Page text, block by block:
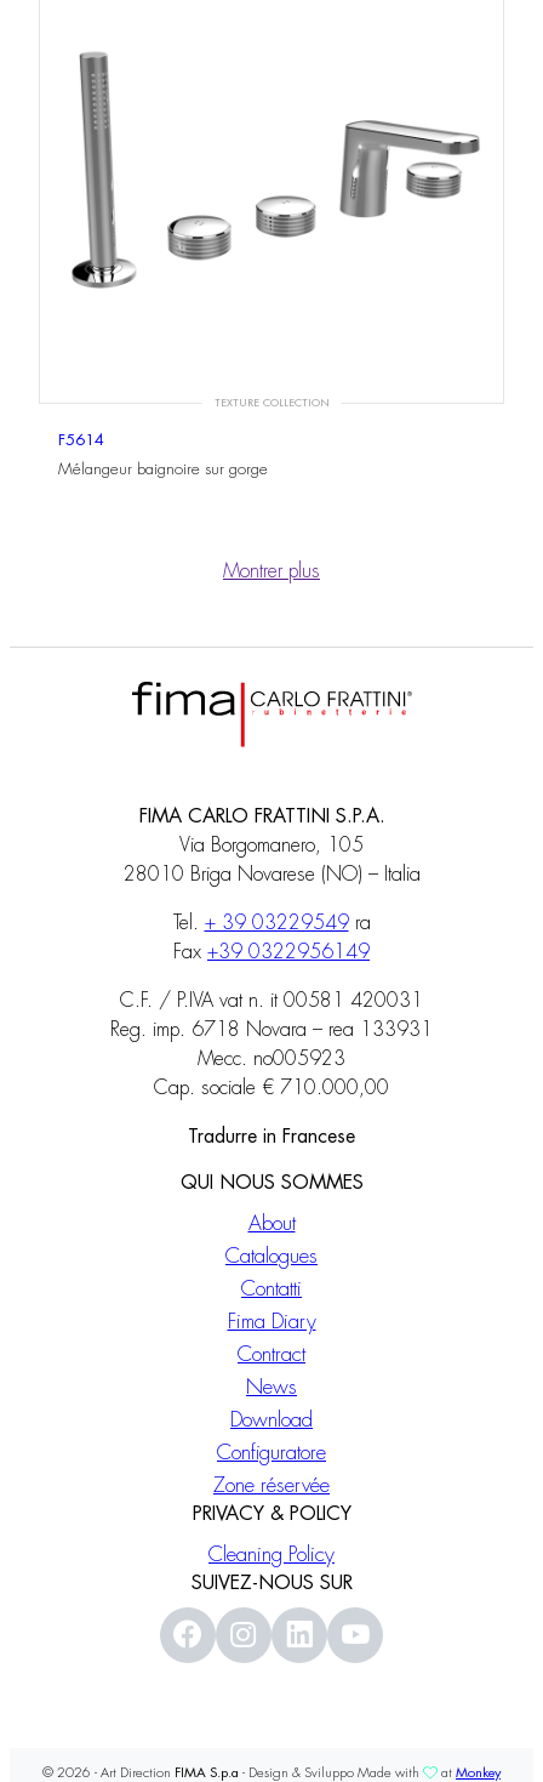
TEXTURE COLLECTION
F5614
Mélangeur baignoire sur gorge
Montrer plus
FIMA CARLO FRATTINI S.P.A.
Via Borgomanero, 105
28010 Briga Novarese (NO) – Italia
Tel. + 39 03229549ra
Fax +39 0322956149
C.F. / P.IVA vat n. it 00581 420031
Reg. imp. 6718 Novara – rea 133931
Mecc. no005923
Cap. sociale € 710.000,00
Tradurre in Francese
QUI NOUS SOMMES
About
Catalogues
Contatti
Fima Diary
Contract
News
Download
Configuratore
Zone réservée
PRIVACY & POLICY
Cleaning Policy
SUIVEZ-NOUS SUR
© 2026 - Art Direction FIMA S.p.a - Design & Sviluppo Made with at Monkey